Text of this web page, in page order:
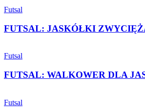
JASKÓŁKI
W
NOWYM
Futsal
FUTSAL: JASKÓŁKI
WALKOWER
JASKÓŁEK
Futsal
FUTSAL: WALKOWER DLA
NA
Futsal